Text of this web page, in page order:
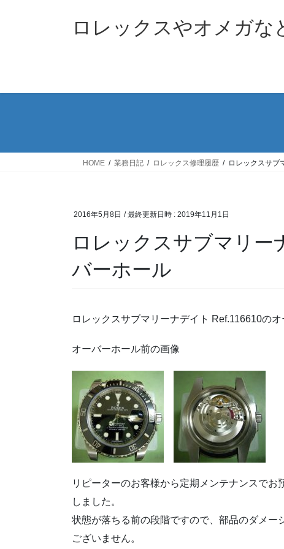
ス
ン
ロレックスやオメガ
HOME 業務日記 ロレックス修理履歴 ロレックスサブ
2016年5月8日 / 最終更新日時 : 2019年11月1日
ロレックスサブマリー
バーホール
ロレックスサブマリーナデイト Ref.116610のオ
オーバーホール前の画像
リピーターのお客様から定期メンテナンスでお
しました。
状態が落ちる前の段階ですので、部品のダメー
ございません。